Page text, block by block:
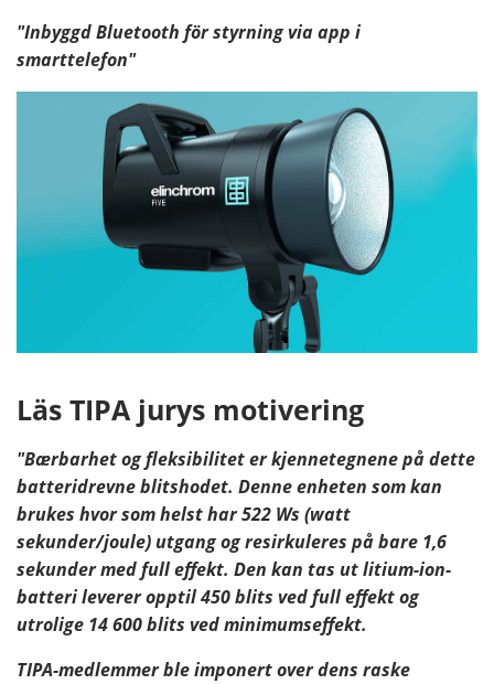
"Inbyggd Bluetooth för styrning via app i
smarttelefon"
Läs TIPA jurys motivering
"Bærbarhet og fleksibilitet er kjennetegnene på dette
batteridrevne blitshodet. Denne enheten som kan
brukes hvor som helst har 522 Ws (watt
sekunder/joule) utgang og resirkuleres på bare 1,6
sekunder med full effekt. Den kan tas ut litium-ion-
batteri leverer opptil 450 blits ved full effekt og
utrolige 14 600 blits ved minimumseffekt.
TIPA-medlemmer ble imponert over dens raske